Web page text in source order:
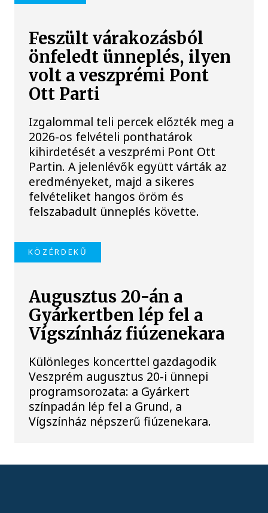
Feszült várakozásból
önfeledt ünneplés, ilyen
volt a veszprémi Pont
Ott Parti
Izgalommal teli percek előzték meg a
2026-os felvételi ponthatárok
kihirdetését a veszprémi Pont Ott
Partin. A jelenlévők együtt várták az
eredményeket, majd a sikeres
felvételiket hangos öröm és
felszabadult ünneplés követte.
KÖZÉRDEKŰ
Augusztus 20-án a
Gyárkertben lép fel a
Vígszínház fiúzenekara
Különleges koncerttel gazdagodik
Veszprém augusztus 20-i ünnepi
programsorozata: a Gyárkert
színpadán lép fel a Grund, a
Vígszínház népszerű fiúzenekara.